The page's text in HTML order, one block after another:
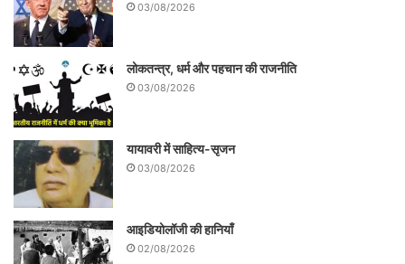
03/08/2026
लोकतन्त्र, धर्म और पहचान की राजनीति
03/08/2026
यायावरी में साहित्य-सृजन
03/08/2026
आइडियोलॉजी की हानियाँ
02/08/2026